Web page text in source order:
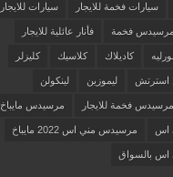
سيارات فخمة للايجار سيارات للايجار
مرسيدس فخمة فأنار عائلية للايجار
كاديلاك كلاسيك كليزلر
استرتش ليموزين لينكولن
مرسيدس فخمة للايجار مرسيدس مايباخ
اس مرسيدس مني اس 2022 مايباخ
بالسواق